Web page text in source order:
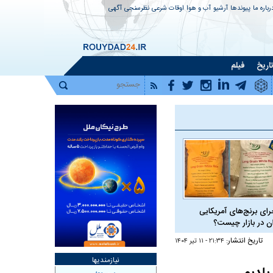
ما پیوندها آرشیو آب و هوا اوقات شرعی نظرسنجی آگهی
تاریخ فیلم
برنج‌های آمریکایی
در بازار چیست؟
تاریخ انتشار: ۲۱:۳۴ - ۱۱ تير ۱۴۰۴
نیازمندیها